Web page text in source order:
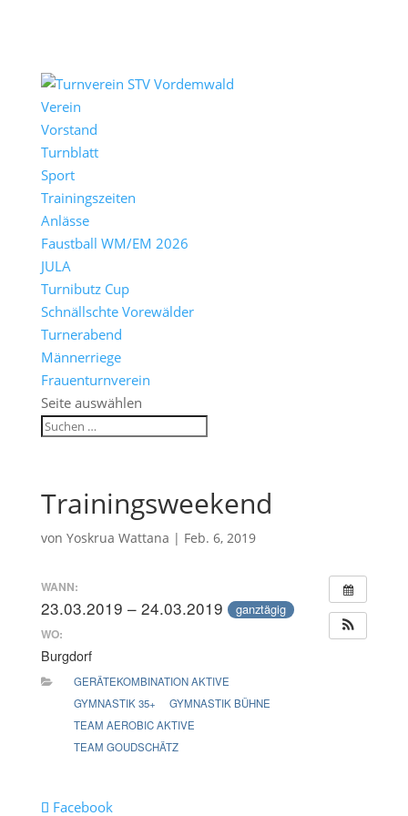
Verein
Vorstand
Turnblatt
Sport
Trainingszeiten
Anlässe
Faustball WM/EM 2026
JULA
Turnibutz Cup
Schnällschte Vorewälder
Turnerabend
Männerriege
Frauenturnverein
Seite auswählen
Trainingsweekend
von Yoskrua Wattana | Feb. 6, 2019
WANN:
23.03.2019 – 24.03.2019 ganztägig
WO:
Burgdorf
GERÄTEKOMBINATION AKTIVE
GYMNASTIK 35+
GYMNASTIK BÜHNE
TEAM AEROBIC AKTIVE
TEAM GOUDSCHÄTZ
Facebook